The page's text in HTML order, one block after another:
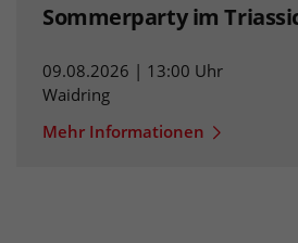
Sommerparty im
09.08.2026 | 13:00 Uhr
Waidring
Mehr Informationen